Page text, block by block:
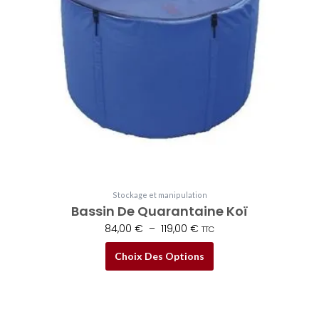
Stockage et manipulation
Bassin De Quarantaine Koï
84,00 € – 119,00 € TTC
Choix Des Options
Les
options